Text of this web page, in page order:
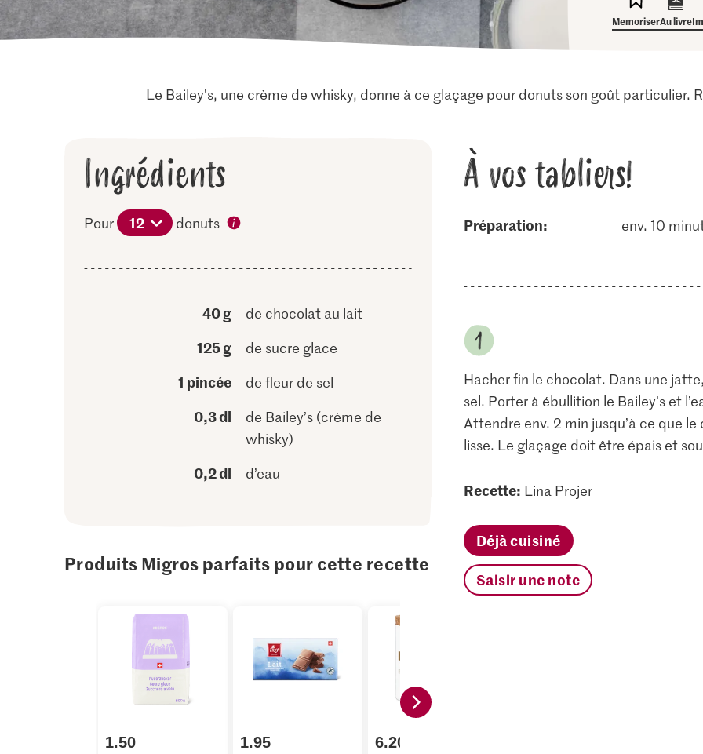
MemoriserAu livre
Le Bailey's, une crème de whisky, donne à ce glaçage pour donuts son goût particulier.
Ingrédients
Pour 12 donuts
40 g de chocolat au lait
125 g de sucre glace
1 pincée de fleur de sel
0,3 dl
de Bailey’s (crème de
whisky)
0,2 dl d’eau
Produits Migros parfaits pour cette recette
1.50 1.95 6.20
À vos tabliers!
Préparation: env. 10
Hacher fin le chocolat. Dans une
sel. Porter à ébullition le Bailey’s et
Attendre env. 2 min jusqu’à ce que
lisse. Le glaçage doit être épais et
Recette: Lina Projer
Déjà cuisiné
Saisir une note